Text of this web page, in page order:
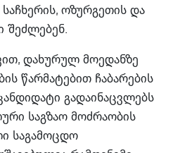
ოზურგეთის და
შეძლებენ.
დახურულ მოედანზე
წარმატებით ჩაბარების
გადაინაცვლებს
საგზაო მოძრაობის
საგამოცდო